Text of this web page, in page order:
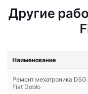
Другие
Наименование
Ремонт мехатроника DSG
Fiat Doblo